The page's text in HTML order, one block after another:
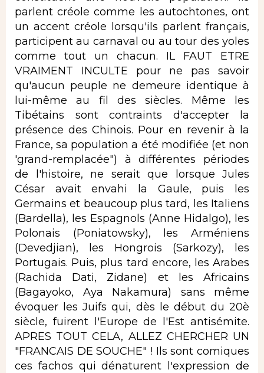
parlent créole comme les autochtones, ont
un accent créole lorsqu'ils parlent français,
participent au carnaval ou au tour des yoles
comme tout un chacun. IL FAUT ETRE
VRAIMENT INCULTE pour ne pas savoir
qu'aucun peuple ne demeure identique à
lui-même au fil des siècles. Même les
Tibétains sont contraints d'accepter la
présence des Chinois. Pour en revenir à la
France, sa population a été modifiée (et non
'grand-remplacée") à différentes périodes
de l'histoire, ne serait que lorsque Jules
César avait envahi la Gaule, puis les
Germains et beaucoup plus tard, les Italiens
(Bardella), les Espagnols (Anne Hidalgo), les
Polonais (Poniatowsky), les Arméniens
(Devedjian), les Hongrois (Sarkozy), les
Portugais. Puis, plus tard encore, les Arabes
(Rachida Dati, Zidane) et les Africains
(Bagayoko, Aya Nakamura) sans même
évoquer les Juifs qui, dès le début du 20è
siècle, fuirent l'Europe de l'Est antisémite.
APRES TOUT CELA, ALLEZ CHERCHER UN
"FRANCAIS DE SOUCHE" ! Ils sont comiques
ces fachos qui dénaturent l'expression de